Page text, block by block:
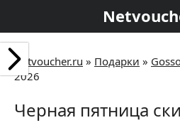
Netvoucher.ru » Подарки »
2026
Черная пятница